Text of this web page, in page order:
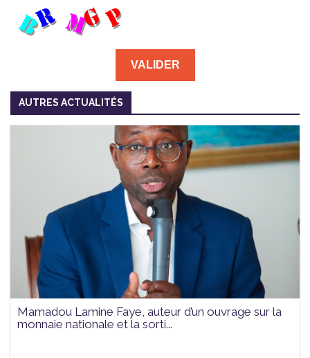
AUTRES ACTUALITÉS
Mamadou Lamine Faye, auteur d’un ouvrage sur la
monnaie nationale et la sorti...